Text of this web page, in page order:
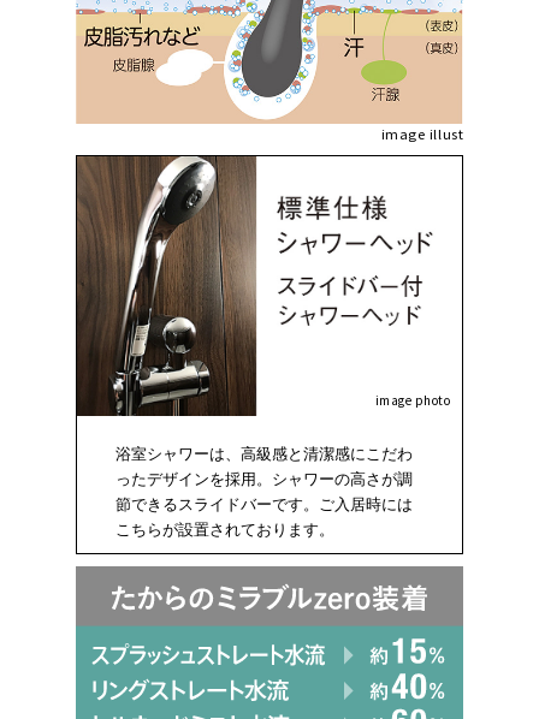
image illust
image photo
浴室シャワーは、高級感と清潔感にこだわ
ったデザインを採用。シャワーの高さが調
節できるスライドバーです。ご入居時には
こちらが設置されております。